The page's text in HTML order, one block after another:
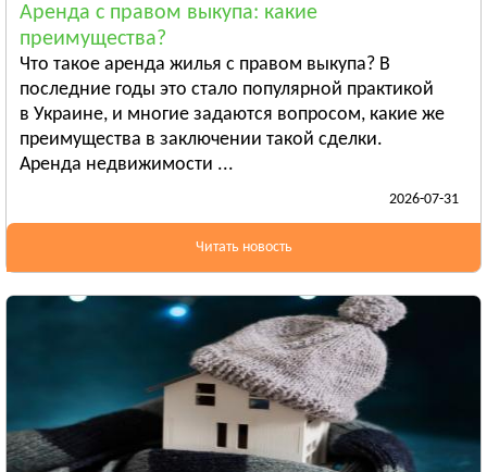
ЛУГАНСКАЯ ОБЛАСТЬ
Алчевск
Рубежное
Александровск
Смотреть всё
ЛЬВОВСКАЯ ОБЛАСТЬ
Стрый
НИКОЛАЕВСКАЯ ОБЛАСТЬ
Новая Одесса
Смотреть всё
ОДЕССКАЯ ОБЛАСТЬ
Аренда с правом выкупа: какие
преимущества?
Что такое аренда жилья с правом выкупа? В
последние годы это стало популярной практикой
в Украине, и многие задаются вопросом, какие же
преимущества в заключении такой сделки.
Аренда недвижимости ...
2026-07-31
Читать новость